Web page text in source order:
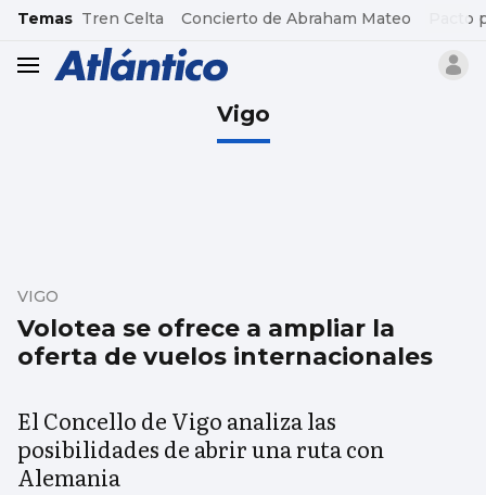
common.go-to-content
Temas Tren Celta Concierto de Abraham Mateo Pacto
header.menu.open
Vigo
Volotea se ofrece a ampliar la
oferta de vuelos internacionales
VIGO
El Concello de Vigo analiza las
posibilidades de abrir una ruta con
Alemania